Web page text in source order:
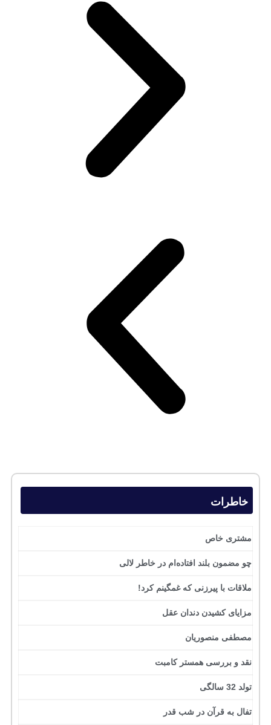
خاطرات
مشتری خاص
چو مضمون بلند افتاده‌ام در خاطر لالی
ملاقات با پیرزنی که غمگینم کرد!
مزایای کشیدن دندان عقل
مصطفی منصوریان
نقد و بررسی همستر کامبت
تولد 32 سالگی
تفال به قرآن در شب قدر